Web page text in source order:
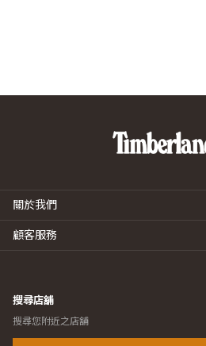
關於我們
顧客服務
搜尋店舖
搜尋您附近之店舖